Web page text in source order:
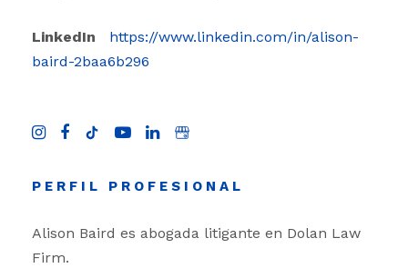
LinkedIn
https://www.linkedin.com/in/alison-
baird-2baa6b296
PERFIL PROFESIONAL
Alison Baird es abogada litigante en Dolan Law
Firm.